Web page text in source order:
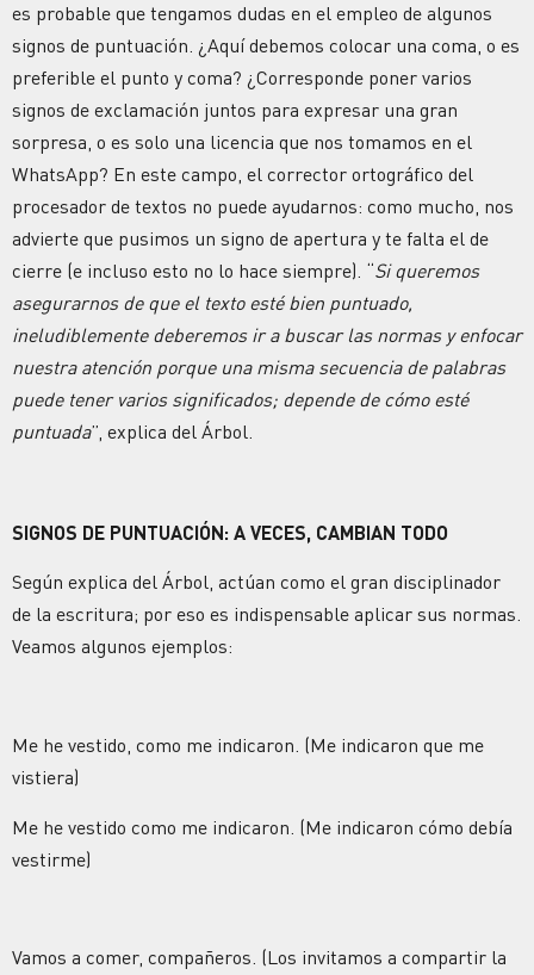
es probable que tengamos dudas en el empleo de algunos
signos de puntuación. ¿Aquí debemos colocar una coma, o es
preferible el punto y coma? ¿Corresponde poner varios
signos de exclamación juntos para expresar una gran
sorpresa, o es solo una licencia que nos tomamos en el
WhatsApp? En este campo, el corrector ortográfico del
procesador de textos no puede ayudarnos: como mucho, nos
advierte que pusimos un signo de apertura y te falta el de
cierre (e incluso esto no lo hace siempre). “Si queremos
asegurarnos de que el texto esté bien puntuado,
ineludiblemente deberemos ir a buscar las normas y enfocar
nuestra atención porque una misma secuencia de palabras
puede tener varios significados; depende de cómo esté
puntuada”, explica del Árbol.
SIGNOS DE PUNTUACIÓN: A VECES, CAMBIAN TODO
Según explica del Árbol, actúan como el gran disciplinador
de la escritura; por eso es indispensable aplicar sus normas.
Veamos algunos ejemplos:
Me he vestido, como me indicaron. (Me indicaron que me
vistiera)
Me he vestido como me indicaron. (Me indicaron cómo debía
vestirme)
Vamos a comer, compañeros. (Los invitamos a compartir la